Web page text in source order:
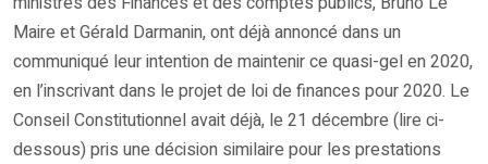
Maire et Gérald Darmanin, ont déjà annoncé dans un
communiqué leur intention de maintenir ce quasi-gel en 2020,
en l’inscrivant dans le projet de loi de finances pour 2020. Le
Conseil Constitutionnel avait déjà, le 21 décembre (lire ci-
dessous) pris une décision similaire pour les prestations